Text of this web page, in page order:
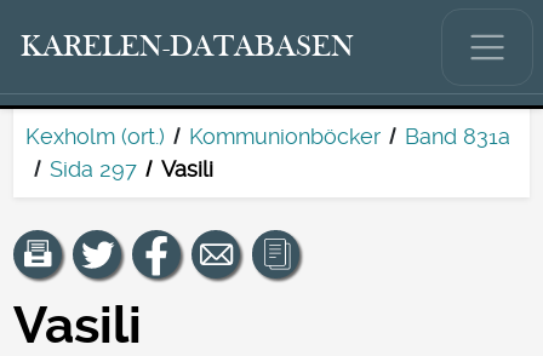
KARELEN-DATABASEN
Kexholm (ort.) Kommunionböcker
Band 831a
Sida 297
Vasili
Vasili